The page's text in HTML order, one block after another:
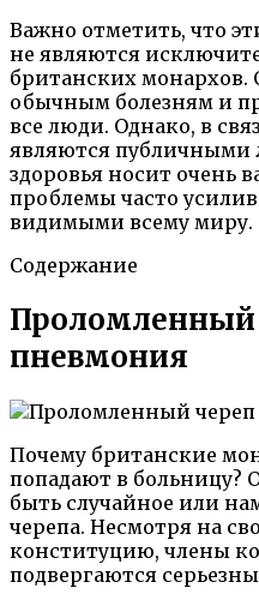
Важно отметить, что
не являются
британских
обычным болезням и
все люди. Однако, в
являются публичными
здоровья носит очень
проблемы часто
видимыми всему миру.
Содержание
Проломленный
пневмония
Почему британские
попадают в больницу?
быть случайное или
черепа. Несмотря на
конституцию, члены
подвергаются